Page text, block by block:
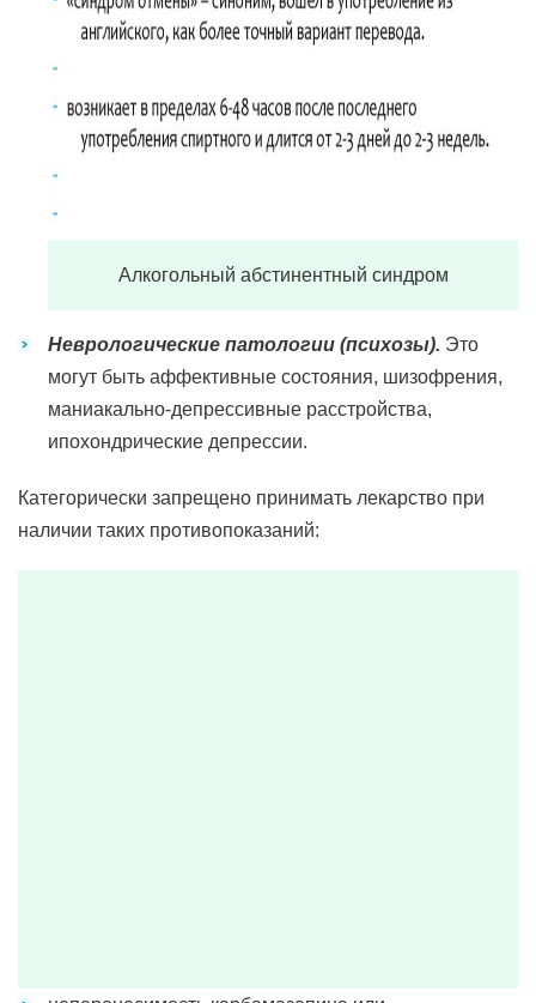
Алкогольный абстинентный синдром
Неврологические патологии (психозы). Это
могут быть аффективные состояния, шизофрения,
маниакально-депрессивные расстройства,
ипохондрические депрессии.
Категорически запрещено принимать лекарство при
наличии таких противопоказаний: